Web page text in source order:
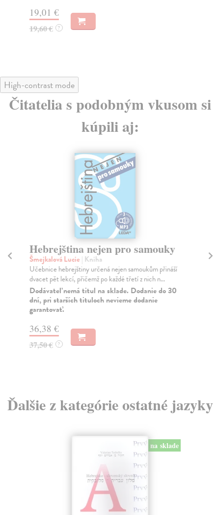
19,01 €
19,60 € ?
High-contrast mode
Čitatelia s podobným vkusom si
kúpili aj:
Hebrejština nejen pro samouky
Šmejkalová Lucie | Kniha
Učebnice hebrejštiny určená nejen samoukům přináší
dvacet pět lekcí, přičemž po každé třetí z nich n...
Dodávateľ nemá titul na sklade. Dodanie do 30
dní, pri starších tituloch nevieme dodanie
garantovať.
36,38 €
37,50 € ?
Ďalšie z kategórie ostatné jazyky
na sklade